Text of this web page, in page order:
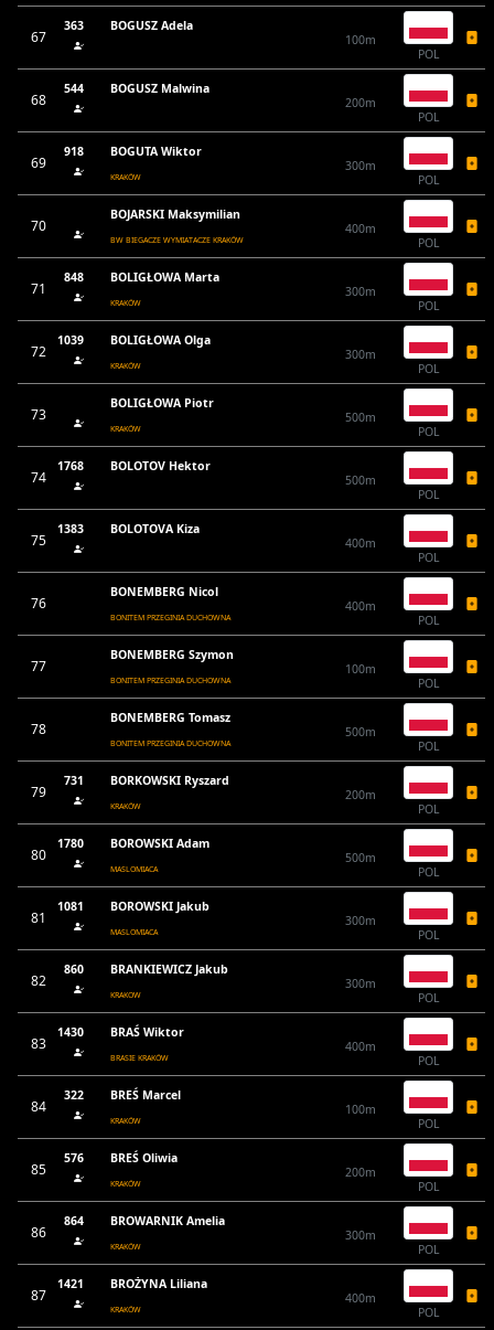
67
363
BOGUSZ Adela
100m
POL
68
544
BOGUSZ Malwina
200m
POL
69
918 BOGUTA Wiktor
KRAKÓW
300m
POL
70
BOJARSKI Maksymilian
BW BIEGACZE WYMIATACZE KRAKÓW
400m
POL
71
848 BOLIGŁOWA Marta
KRAKÓW
300m
POL
72
1039 BOLIGŁOWA Olga
KRAKÓW
300m
POL
73
BOLIGŁOWA Piotr
KRAKÓW
500m
POL
74
1768
BOLOTOV Hektor
500m
POL
75
1383
BOLOTOVA Kiza
400m
POL
76
BONEMBERG Nicol
BONITEM PRZEGINIA DUCHOWNA
400m
POL
77
BONEMBERG Szymon
BONITEM PRZEGINIA DUCHOWNA
100m
POL
78
BONEMBERG Tomasz
BONITEM PRZEGINIA DUCHOWNA
500m
POL
79
731 BORKOWSKI Ryszard
KRAKÓW
200m
POL
80
1780 BOROWSKI Adam
MASLOMIACA
500m
POL
81
1081 BOROWSKI Jakub
MASLOMIACA
300m
POL
82
860 BRANKIEWICZ Jakub
KRAKOW
300m
POL
83
1430 BRAŚ Wiktor
BRASIE KRAKÓW
400m
POL
84
322 BREŚ Marcel
KRAKÓW
100m
POL
85
576 BREŚ Oliwia
KRAKÓW
200m
POL
86
864 BROWARNIK Amelia
KRAKÓW
300m
POL
87
1421 BROŻYNA Liliana
KRAKÓW
400m
POL